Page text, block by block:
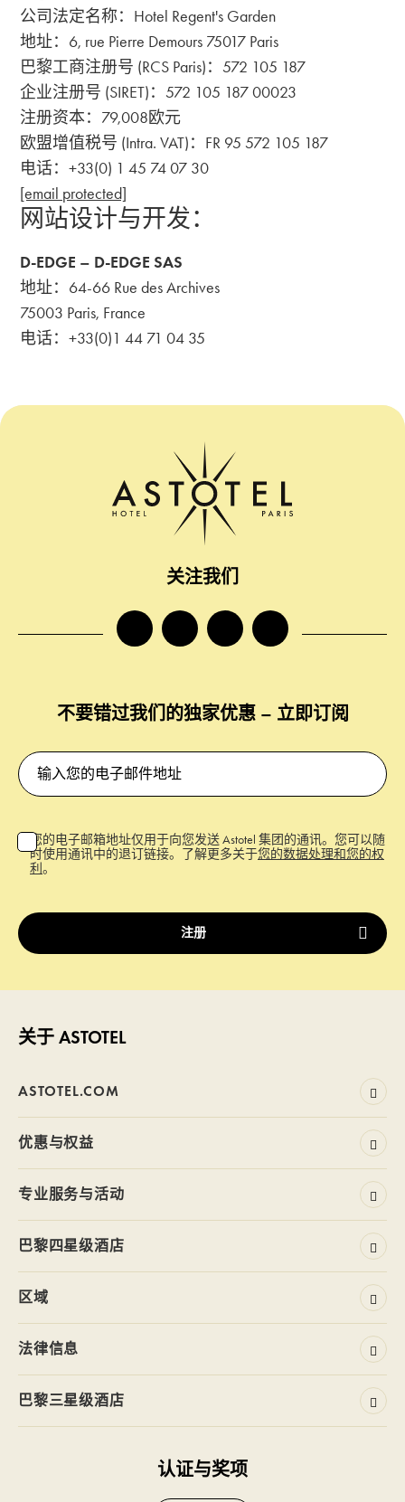
公司法定名称：Hotel Regent's Garden
地址：6, rue Pierre Demours 75017 Paris
巴黎工商注册号 (RCS Paris)：572 105 187
企业注册号 (SIRET)：572 105 187 00023
注册资本：79,008欧元
欧盟增值税号 (Intra. VAT)：FR 95 572 105 187
电话：+33(0) 1 45 74 07 30
[email protected]
网站设计与开发：
D-EDGE – D-EDGE SAS
地址：64-66 Rue des Archives
75003 Paris, France
电话：+33(0)1 44 71 04 35
关注我们
facebookinstagramtwitter tiktok
不要错过我们的独家优惠 – 立即订阅
您的电子邮箱地址仅用于向您发送 Astotel 集团的通讯。您可以随
时使用通讯中的退订链接。了解更多关于您的数据处理和您的权
利 。
关于 ASTOTEL
ASTOTEL.COM
优惠与权益
专业服务与活动
巴黎四星级酒店
区域
法律信息
巴黎三星级酒店
认证与奖项